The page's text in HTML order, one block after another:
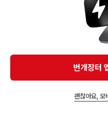
번개장터(주) 사업자정보, 이용약관 및 기
번개장터㈜는 통신판매중개자이며, 통신판매
소비자보호에 관한 법률 등 관련 법령 및 번개
개별 판매자에게 귀속하고, 번개장터㈜는 원칙
다만, 번개장터㈜가 직접 판매하는 상품에 대
APP
번개장터
괜찮아요, 모